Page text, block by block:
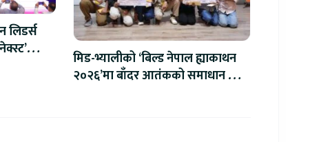
लिडर्स
मिड-भ्यालीको ‘बिल्ड नेपाल ह्याकाथन
२०२६’मा बाँदर आतंकको समाधान खोज्ने